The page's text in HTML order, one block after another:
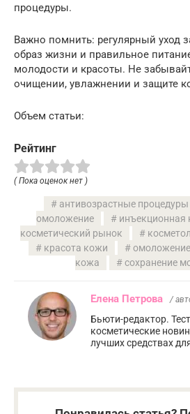
процедуры.
Важно помнить: регулярный уход
образ жизни и правильное
молодости и красоты. Не
очищении, увлажнении и защите
Объем статьи:
Рейтинг
( Пока оценок нет )
антивозрастные процедуры
омоложение
инъекционная
косметический рынок
красота кожи
кожа
сохранение
Елена Петрова /
Бьюти-редактор.
косметические
лучших средствах